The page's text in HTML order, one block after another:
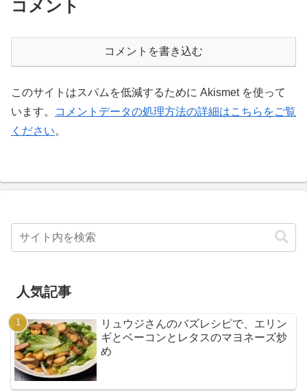
コメント
コメントを書き込む
このサイトはスパムを低減するために Akismet を使って
います。
コメントデータの処理方法の詳細はこちらをご覧
ください。
人気記事
リュウジさんのバズレシピで、エリン
ギとベーコンとレタスのマヨネーズ炒
め